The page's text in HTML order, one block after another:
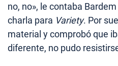
no, no», le contaba
charla para Variety. Por
material y comprobó que
diferente, no pudo